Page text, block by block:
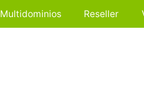
Multidominios Reseller